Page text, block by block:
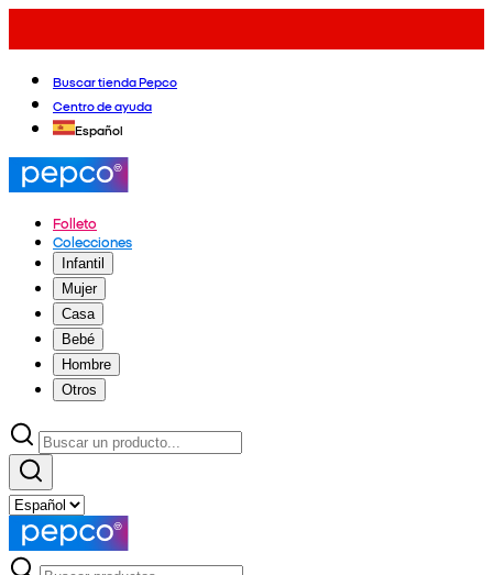
Buscar tienda Pepco
Centro de ayuda
Español
Folleto
Colecciones
Infantil
Mujer
Casa
Bebé
Hombre
Otros